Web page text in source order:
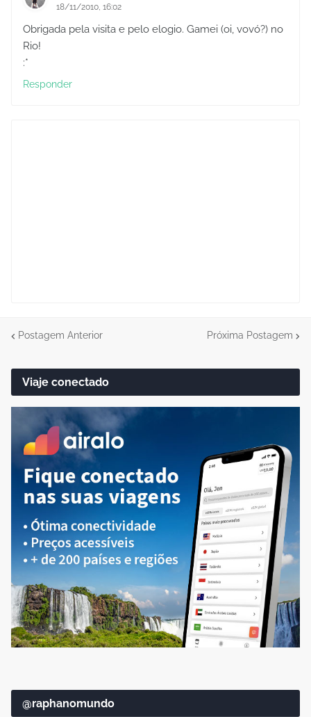
18/11/2010, 16:02
Obrigada pela visita e pelo elogio. Gamei (oi, vovó?) no
Rio!
:*
Responder
Postagem Anterior Próxima Postagem
Viaje conectado
@raphanomundo